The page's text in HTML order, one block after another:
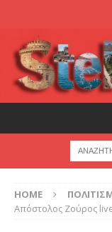
HOME
Απόστολος Ζούρος